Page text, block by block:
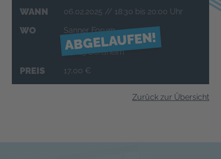
WANN 06.02.2025 // 18:30 bis 20:00 Uhr
WO
Sanner Forum
Schillerstraße 80
64625 Bensheim
PREIS 17,00 €
ABGELAUFEN!
Zurück zur Übersicht